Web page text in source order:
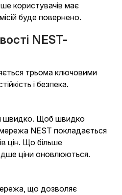
користувачів має
буде повернено.
NEST-
трьома ключовими
і безпека.
швидко. Щоб швидко
NEST покладається
цін. Що більше
ціни оновлюються.
що дозволяє